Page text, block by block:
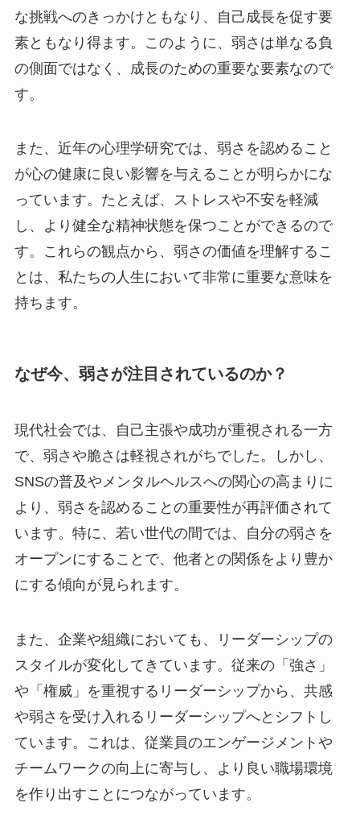
な挑戦へのきっかけともなり、自己成長を促す要
素ともなり得ます。このように、弱さは単なる負
の側面ではなく、成長のための重要な要素なので
す。
また、近年の心理学研究では、弱さを認めること
が心の健康に良い影響を与えることが明らかにな
っています。たとえば、ストレスや不安を軽減
し、より健全な精神状態を保つことができるので
す。これらの観点から、弱さの価値を理解するこ
とは、私たちの人生において非常に重要な意味を
持ちます。
なぜ今、弱さが注目されているのか？
現代社会では、自己主張や成功が重視される一方
で、弱さや脆さは軽視されがちでした。しかし、
SNSの普及やメンタルヘルスへの関心の高まりに
より、弱さを認めることの重要性が再評価されて
います。特に、若い世代の間では、自分の弱さを
オープンにすることで、他者との関係をより豊か
にする傾向が見られます。
また、企業や組織においても、リーダーシップの
スタイルが変化してきています。従来の「強さ」
や「権威」を重視するリーダーシップから、共感
や弱さを受け入れるリーダーシップへとシフトし
ています。これは、従業員のエンゲージメントや
チームワークの向上に寄与し、より良い職場環境
を作り出すことにつながっています。